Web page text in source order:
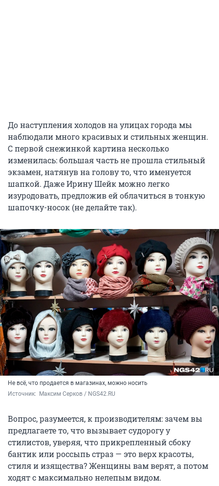
До наступления холодов на улицах города мы
наблюдали много красивых и стильных женщин.
С первой снежинкой картина несколько
изменилась: большая часть не прошла стильный
экзамен, натянув на голову то, что именуется
шапкой. Даже Ирину Шейк можно легко
изуродовать, предложив ей облачиться в тонкую
шапочку-носок (не делайте так).
Не всё, что продается в магазинах, можно носить
Источник:
Максим Серков / NGS42.RU
Вопрос, разумеется, к производителям: зачем вы
предлагаете то, что вызывает судорогу у
стилистов, уверяя, что прикрепленный сбоку
бантик или россыпь страз — это верх красоты,
стиля и изящества? Женщины вам верят, а потом
ходят с максимально нелепым видом.